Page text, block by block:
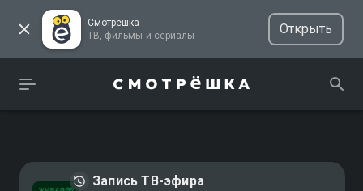
Смотрёшка
ТВ, фильмы и сериалы
Открыть
Запись ТВ-эфира